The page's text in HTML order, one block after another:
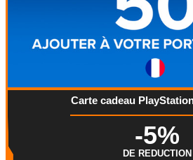
Carte cadeau
-5%
DE REDUCTION